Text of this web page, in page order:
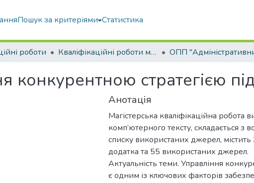
Пошук за критеріями Статистика
роботи Кваліфікаційні роботи магістрів
конкурентною стратегією
Анотація
Магістерська кваліфікаційна робота
комп’ютерного тексту, складається з
списку використаних джерел,
додатка та 55 використаних джерел.
Актуальність теми. Управління
є одним із ключових факторів